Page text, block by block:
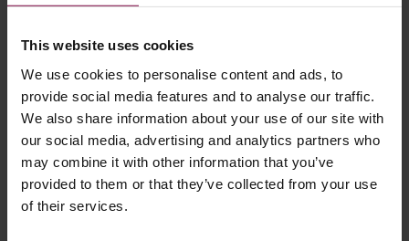
This website uses cookies
We use cookies to personalise content and ads, to
provide social media features and to analyse our traffic.
We also share information about your use of our site with
our social media, advertising and analytics partners who
may combine it with other information that you’ve
provided to them or that they’ve collected from your use
of their services.
고객을 위한 휠 수리를 시작하고 싶으신가
요?
다음과 같은 경우